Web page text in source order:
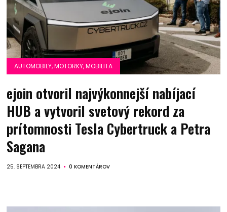
AUTOMOBILY, MOTORKY, MOBILITA
ejoin otvoril najvýkonnejší nabíjací
HUB a vytvoril svetový rekord za
prítomnosti Tesla Cybertruck a Petra
Sagana
25. SEPTEMBRA 2024 0 KOMENTÁROV